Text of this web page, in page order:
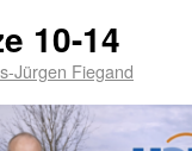
10-14
Jürgen Fiegand